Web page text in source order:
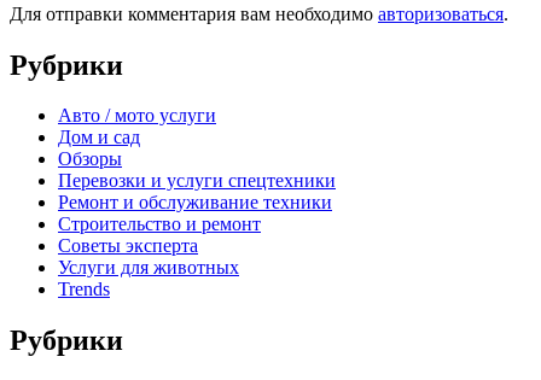
Для отправки комментария вам необходимо авторизоваться.
Рубрики
Авто / мото услуги
Дом и сад
Обзоры
Перевозки и услуги спецтехники
Ремонт и обслуживание техники
Строительство и ремонт
Советы эксперта
Услуги для животных
Trends
Рубрики